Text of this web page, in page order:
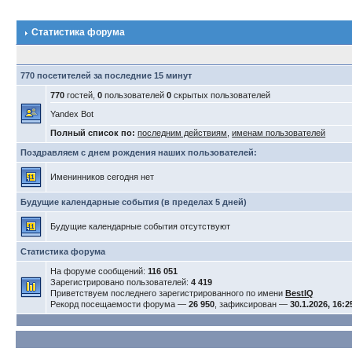
Статистика форума
770 посетителей за последние 15 минут
770 гостей,0 пользователей0 скрытых пользователей
Yandex Bot
Полный список по: последним действиям ,именам пользователей
Поздравляем с днем рождения наших пользователей:
Именинников сегодня нет
Будущие календарные события (в пределах 5 дней)
Будущие календарные события отсутствуют
Статистика форума
На форуме сообщений:116 051
Зарегистрировано пользователей:4 419
Приветствуем последнего зарегистрированного по имениBestIQ
Рекорд посещаемости форума —26 950 , зафиксирован —30.1.2026,